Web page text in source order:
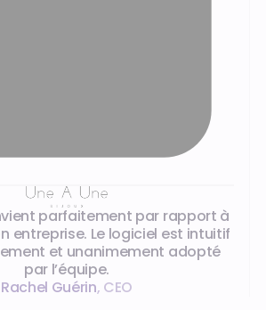
parfaitement par rapport à
entreprise. Le logiciel est intuitif
et unanimement adopté
par l’équipe.
Rachel Guérin, CEO